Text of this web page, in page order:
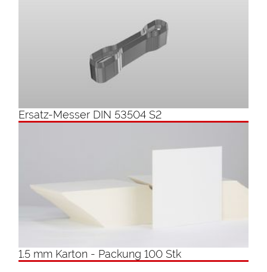
Ersatz-Messer DIN 53504 S2
1.5 mm Karton - Packung 100 Stk